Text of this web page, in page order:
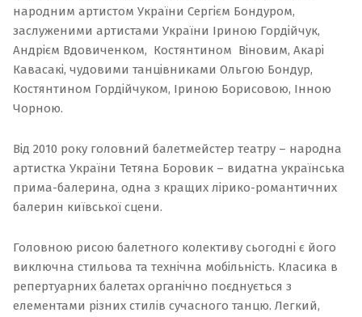
народним артистом України Сергієм Бондуром,
заслуженими артистами України Іриною Гордійчук,
Андрієм Вдовиченком, Костянтином Віновим, Акарі
Кавасакі, чудовими танцівниками Ольгою Бондур,
Костянтином Гордійчуком, Іриною Борисовою, Інною
Чорною.
Від 2010 року головний балетмейстер театру – народна
артистка України Тетяна Боровик – видатна українська
прима-балерина, одна з кращих лірико-романтичних
балерин київської сцени.
Головною рисою балетного колективу сьогодні є його
виключна стильова та технічна мобільність. Класика в
репертуарних балетах органічно поєднується з
елементами різних стилів сучасного танцю. Легкий,